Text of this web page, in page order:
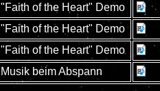
"Faith of the Heart" Demo
"Faith of the Heart" Demo
"Faith of the Heart" Demo
Musik beim Abspann